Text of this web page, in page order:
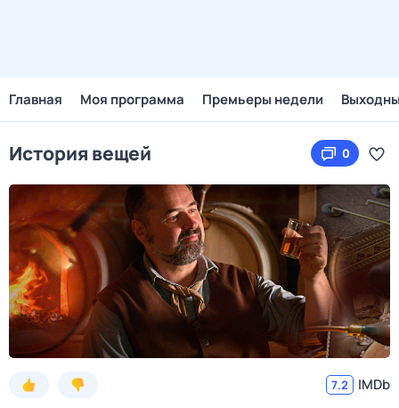
Главная Моя программа Премьеры недели
История вещей 0
7.2 IMDb